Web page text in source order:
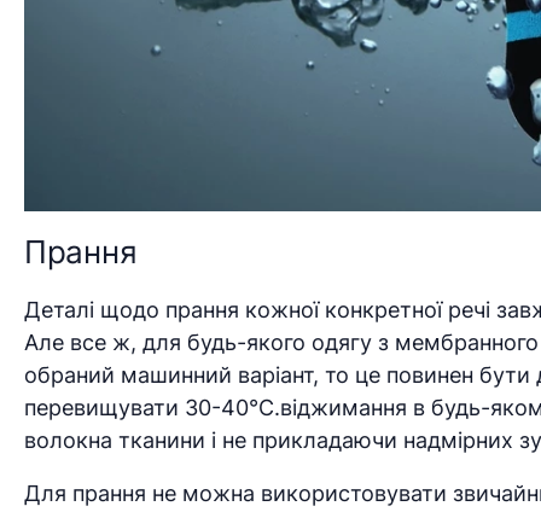
Прання
Деталі щодо прання кожної конкретної речі
Але все ж, для будь-якого одягу з
обраний машинний варіант, то це повинен
перевищувати 30-40°С.віджимання в будь-
волокна тканини і не прикладаючи надмірних
Для прання не можна використовувати